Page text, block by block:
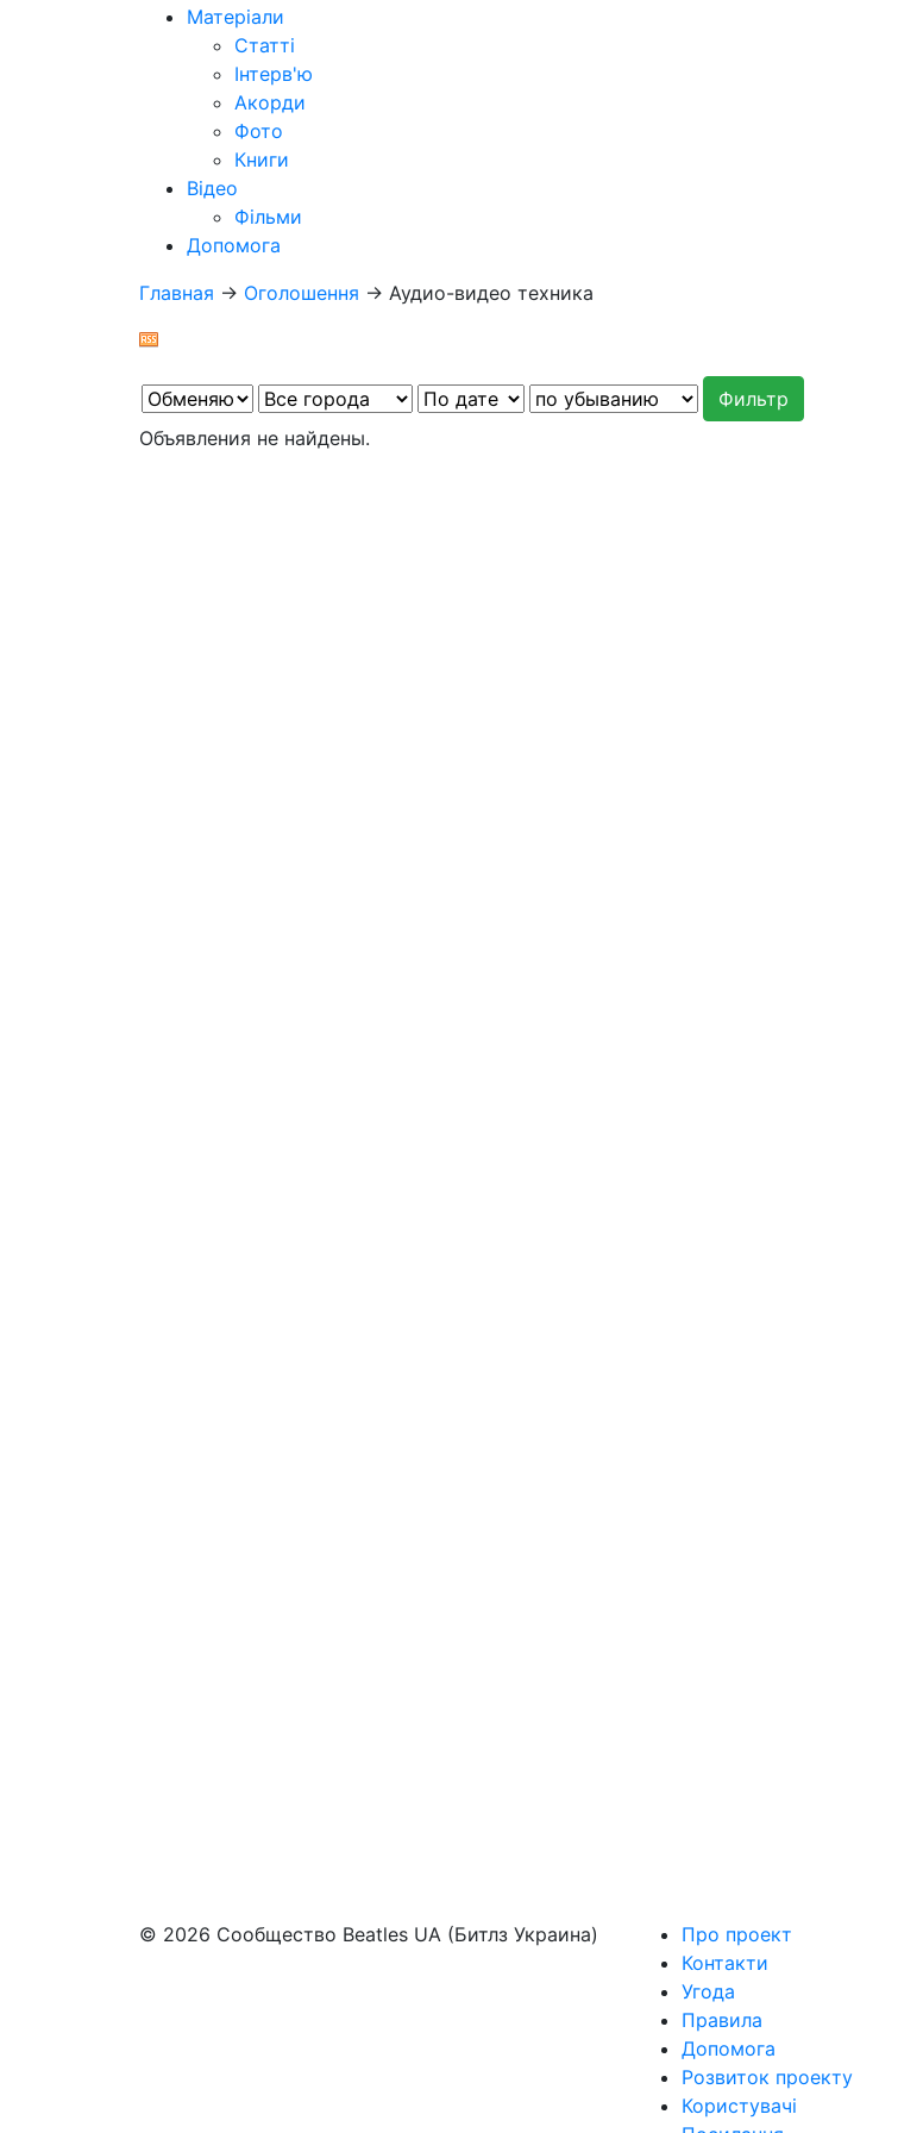
Матеріали
Статті
Інтерв'ю
Акорди
Фото
Книги
Відео
Фільми
Допомога
Главная → Оголошення → Аудио-видео техника
Объявления не найдены.
© 2026 Сообщество Beatles UA (Битлз Украина)
Про проект
Контакти
Угода
Правила
Допомога
Розвиток проекту
Користувачі